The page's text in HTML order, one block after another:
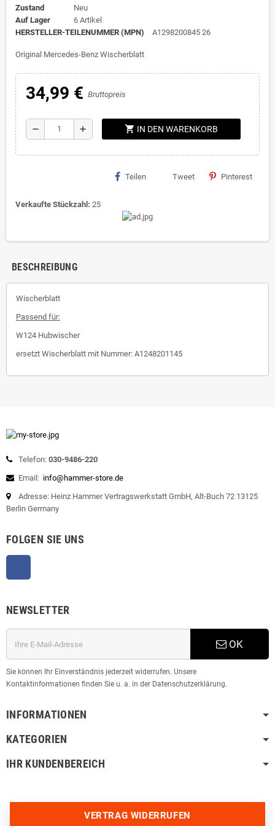
Zustand
Neu
Auf Lager
6 Artikel
HERSTELLER-TEILENUMMER (MPN)
A1298200845 26
Original Mercedes-Benz Wischerblatt
34,99 € Bruttopreis
remove add shopping_cart IN DEN WARENKORB
Teilen Tweet Pinterest
Verkaufte Stückzahl: 25
BESCHREIBUNG
Wischerblatt
Passend für:
W124 Hubwischer
ersetzt Wischerblatt mit Nummer: A1248201145
Telefon: 030-9486-220
Email: info@hammer-store.de
Adresse: Heinz Hammer Vertragswerkstatt GmbH, Alt-Buch 72 13125
Berlin Germany
FOLGEN SIE UNS
NEWSLETTER
OK
Sie können Ihr Einverständnis jederzeit widerrufen. Unsere
Kontaktinformationen finden Sie u. a. in der Datenschutzerklärung.
INFORMATIONEN
KATEGORIEN
IHR KUNDENBEREICH
VERTRAG WIDERRUFEN